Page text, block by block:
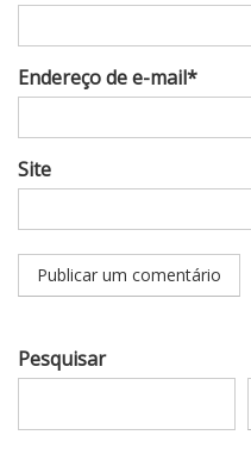
Endereço de e-mail*
Site
Pesquisar